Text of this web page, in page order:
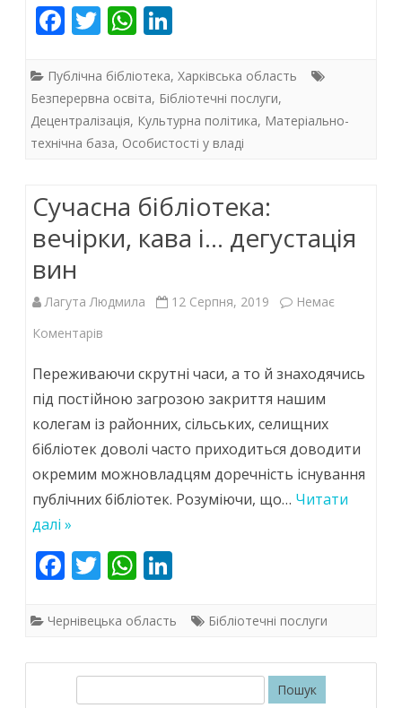
книжок!»
F
e
b
o
k
T
itt
er
W
at
s
A
p
k
e
dI
Публічна бібліотека, Харківська область
Безперервна освіта, Бібліотечні послуги,
Децентралізація, Культурна політика, Матеріально-
технічна база, Особистості у владі
Сучасна бібліотека:
вечірки, кава і… дегустація
вин
Лагута Людмила 12 Серпня, 2019
Немає
Коментарів
бібліотека:
вечірки,
кава
і…
вин
Переживаючи скрутні часи, а то й знаходячись
під постійною загрозою закриття нашим
колегам із районних, сільських, селищних
бібліотек доволі часто приходиться доводити
окремим можновладцям доречність існування
публічних бібліотек. Розуміючи, що… Читати
далі »
F
e
o
T
itt
W
at
A
k
dI
Чернівецька область Бібліотечні послуги